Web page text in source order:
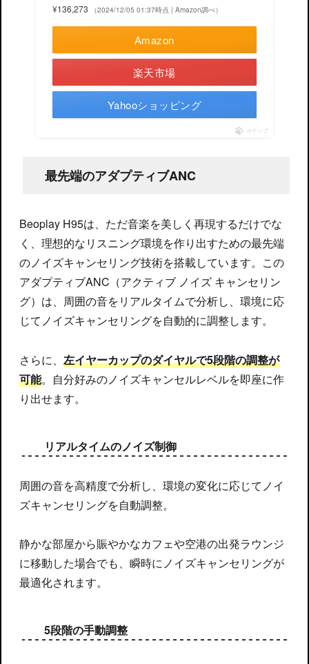
¥136,273 （2024/12/05 01:37時点 | Amazon調べ）
Amazon
楽天市場
Yahooショッピング
ポチップ
最先端のアダプティブANC
Beoplay H95は、ただ音楽を美しく再現するだけでな
く、理想的なリスニング環境を作り出すための最先端
のノイズキャンセリング技術を搭載しています。この
アダプティブANC（アクティブ ノイズ キャンセリン
グ）は、周囲の音をリアルタイムで分析し、環境に応
じてノイズキャンセリングを自動的に調整します。
さらに、 左イヤーカップのダイヤルで5段階の調整が
可能。自分好みのノイズキャンセルレベルを即座に作
り出せます。
リアルタイムのノイズ制御
周囲の音を高精度で分析し、環境の変化に応じてノイ
ズキャンセリングを自動調整。
静かな部屋から賑やかなカフェや空港の出発ラウンジ
に移動した場合でも、瞬時にノイズキャンセリングが
最適化されます。
5段階の手動調整